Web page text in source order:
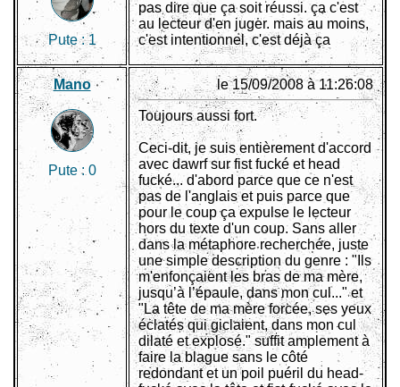
Pute :1
pas dire que ça soit réussi. ça c'est
au lecteur d'en juger. mais au moins,
c'est intentionnel, c'est déjà ça
Mano
Pute : 0
le 15/09/2008 à 11:26:08
Toujours aussi fort.
Ceci-dit, je suis entièrement d'accord
avec dawrf sur fist fucké et head
fucké... d'abord parce que ce n'est
pas de l'anglais et puis parce que
pour le coup ça expulse le lecteur
hors du texte d'un coup. Sans aller
dans la métaphore recherchée, juste
une simple description du genre : "Ils
m'enfonçaient les bras de ma mère,
jusqu’à l’épaule, dans mon cul..." et
"La tête de ma mère forcée, ses yeux
éclatés qui giclaient, dans mon cul
dilaté et explosé." suffit amplement à
faire la blague sans le côté
redondant et un poil puéril du head-